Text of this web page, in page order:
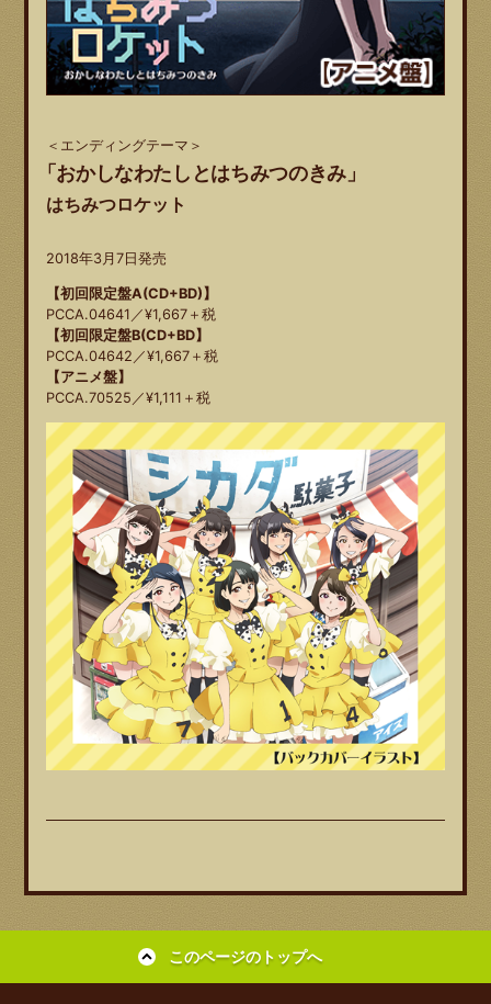
＜エンディングテーマ＞
「おかしなわたしとはちみつのきみ」
はちみつロケット
2018年3月7日発売
【初回限定盤A(CD+BD)】
PCCA.04641／¥1,667＋税
【初回限定盤B(CD+BD】
PCCA.04642／¥1,667＋税
【アニメ盤】
PCCA.70525／¥1,111＋税
このページのトップへ